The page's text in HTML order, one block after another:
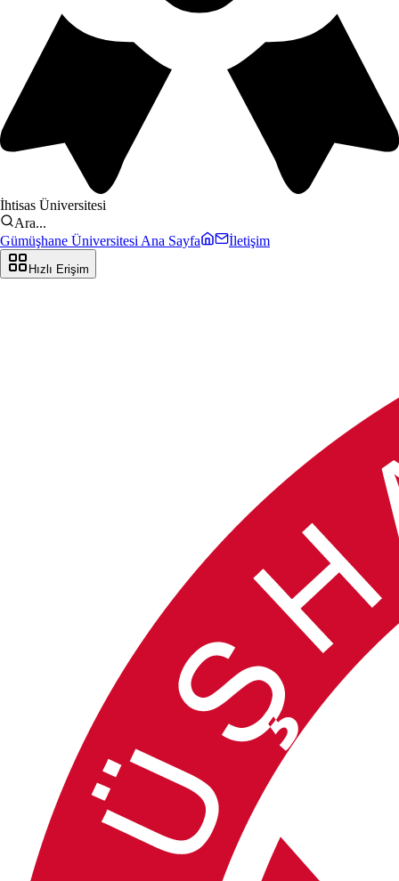
İhtisas Üniversitesi
Ara...
Gümüşhane Üniversitesi Ana Sayfa
İletişim
Hızlı Erişim